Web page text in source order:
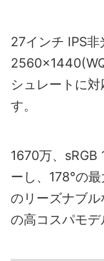
27インチ IPS非
シュレートに
す。
1670万、sRGB
ーし、178°の
のリーズナブ
の高コスパモデ